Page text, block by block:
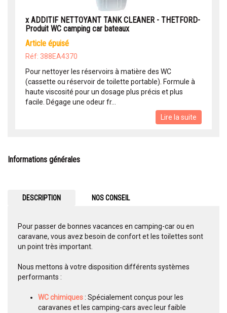
x ADDITIF NETTOYANT TANK CLEANER - THETFORD-
Produit WC camping car bateaux
article épuisé
Réf: 388EA4370
Pour nettoyer les réservoirs à matière des WC
(cassette ou réservoir de toilette portable). Formule à
haute viscosité pour un dosage plus précis et plus
facile. Dégage une odeur fr...
Lire la suite
Informations générales
DESCRIPTION NOS CONSEIL
Pour passer de bonnes vacances en camping-car ou en
caravane, vous avez besoin de confort et les toilettes sont
un point très important.
Nous mettons à votre disposition différents systèmes
performants :
WC chimiques: Spécialement conçus pour les
caravanes et les camping-cars avec leur faible